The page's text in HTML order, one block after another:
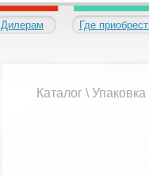
Дилерам Где
Каталог \